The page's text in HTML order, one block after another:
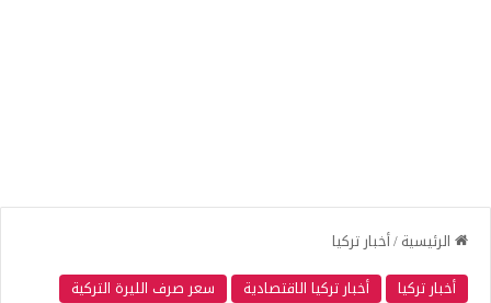
الرئيسية/أخبار تركيا
أخبار تركيا
أخبار تركيا الاقتصادية سعر صرف الليرة التركية